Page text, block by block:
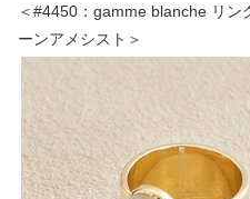
＜#4450：gamme blanche リン
ーンアメシスト＞